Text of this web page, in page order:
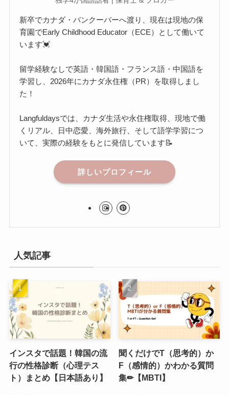
新卒でカナダ・バンクーバーへ渡り、現在は現地の保
育園でEarly Childhood Educator（ECE）として働いて
います💓
留学経験なしで英語・韓国語・フランス語・中国語を
学習し、2026年にカナダ永住権（PR）を取得しまし
た！
Langfuldaysでは、カナダ生活や永住権取得、現地で働
くリアル、日中恋愛、海外旅行、そして語学学習につ
いて、実際の経験をもとに発信しています📝
詳しいプロフィール
人気記事
インスタで話題！韓国の流
行の性格診断（心理テス
ト）まとめ【日本語あり】
聞くだけでT（思考的）か
F（感情的）かわかる質問
集✏︎【MBTI】